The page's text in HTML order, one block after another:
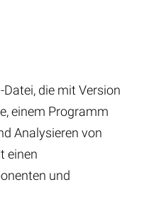
Datei, die mit Version
einem Programm
Analysieren von
einen
und